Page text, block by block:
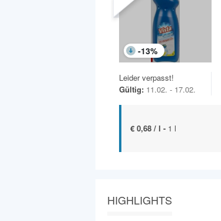
-13%
Leider verpasst!
Gültig: 11.02. - 17.02.
€ 0,68 / l - 1 l
HIGHLIGHTS